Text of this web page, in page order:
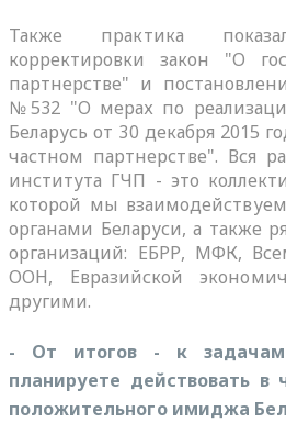
Также практика
корректировки закон "О
партнерстве" и
№532 "О мерах по
Беларусь от 30 декабря 2015
частном партнерстве". Вся
института ГЧП - это
которой мы
органами Беларуси, а также
организаций: ЕБРР, МФК,
ООН, Евразийской
другими.
- От итогов - к
планируете действовать в
положительного имиджа